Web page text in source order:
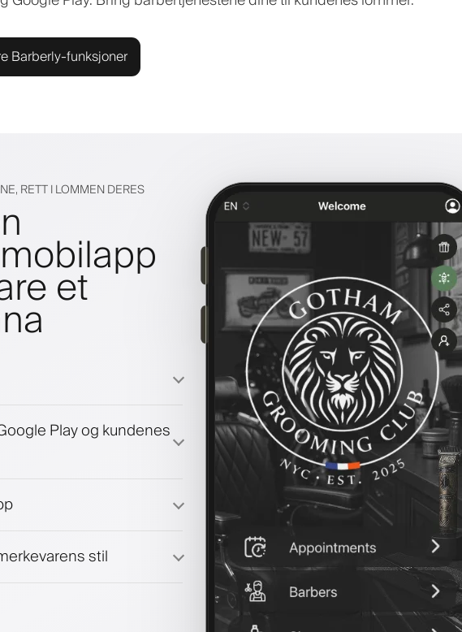
Barberly-funksjoner
RETT I LOMMEN DERES
et
Play og kundenes
stil